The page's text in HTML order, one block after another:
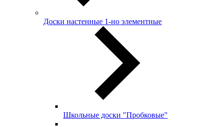
Доски настенные 1-но элементные
Школьные доски "Пробковые"